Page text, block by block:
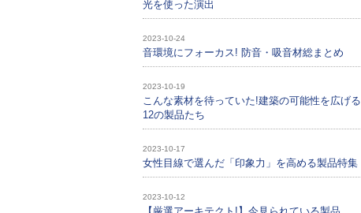
光を使った演出
2023-10-24
音環境にフォーカス! 防音・吸音材総まとめ
2023-10-19
こんな素材を待っていた!建築の可能性を広げる
12の製品たち
2023-10-17
女性目線で選んだ「印象力」を高める製品特集
2023-10-12